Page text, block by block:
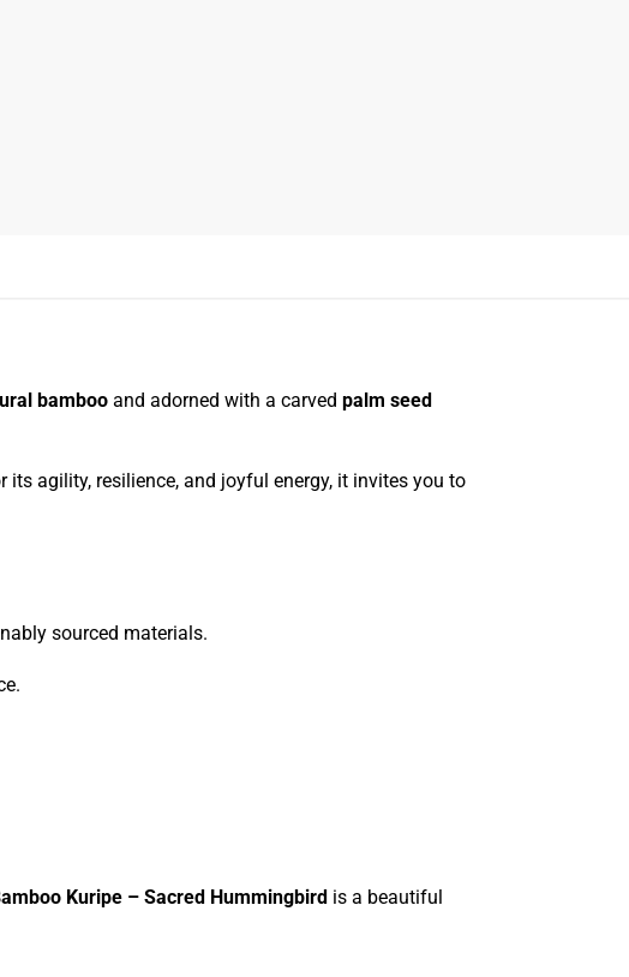
bambooand adorned with a carved palm seed
agility, resilience, and joyful energy, it invites you to
sourced materials.
Kuripe – Sacred Hummingbird is a beautiful